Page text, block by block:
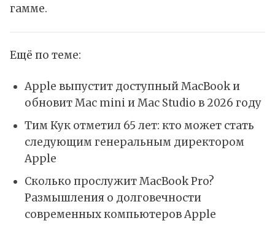
гамме.
Ещё по теме:
Apple выпустит доступный MacBook и
обновит Mac mini и Mac Studio в 2026 году
Тим Кук отметил 65 лет: кто может стать
следующим генеральным директором
Apple
Сколько прослужит MacBook Pro?
Размышления о долговечности
современных компьютеров Apple